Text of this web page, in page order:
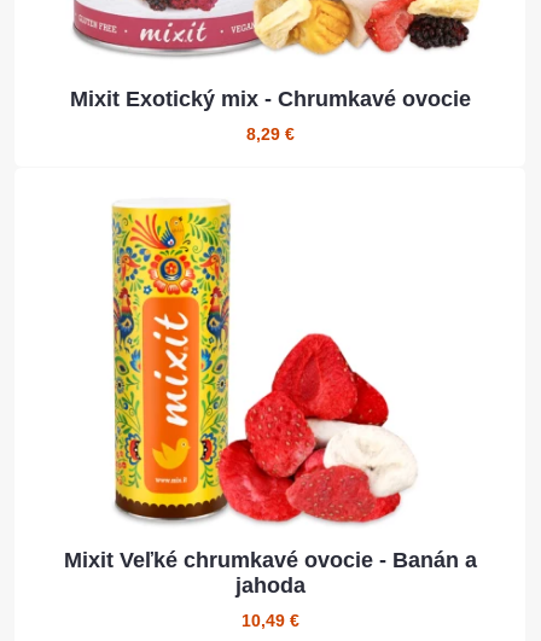
Mixit Exotický mix - Chrumkavé ovocie
8,29 €
Mixit Veľké chrumkavé ovocie - Banán a
jahoda
10,49 €